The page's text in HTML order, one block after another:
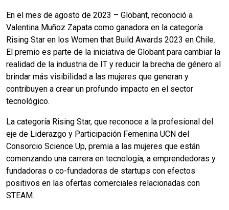
En el mes de agosto de 2023 – Globant, reconoció a
Valentina Muñoz Zapata como ganadora en la categoría
Rising Star en los Women that Build Awards 2023 en Chile.
El premio es parte de la iniciativa de Globant para cambiar la
realidad de la industria de IT y reducir la brecha de género al
brindar más visibilidad a las mujeres que generan y
contribuyen a crear un profundo impacto en el sector
tecnológico.
La categoría Rising Star, que reconoce a la profesional del
eje de Liderazgo y Participación Femenina UCN del
Consorcio Science Up, premia a las mujeres que están
comenzando una carrera en tecnología, a emprendedoras y
fundadoras o co-fundadoras de startups con efectos
positivos en las ofertas comerciales relacionadas con
STEAM.